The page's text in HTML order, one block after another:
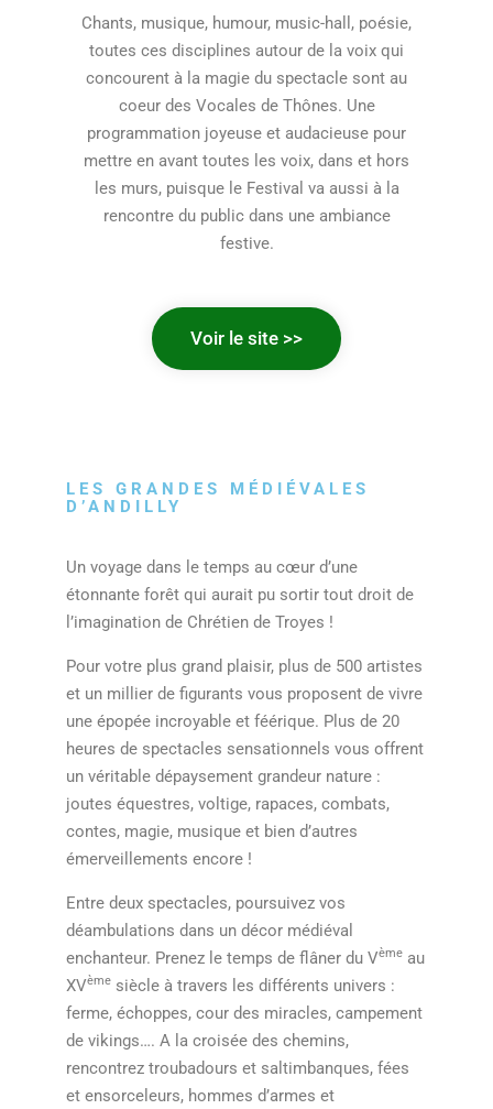
Chants, musique, humour, music-hall, poésie,
toutes ces disciplines autour de la voix qui
concourent à la magie du spectacle sont au
coeur des Vocales de Thônes. Une
programmation joyeuse et audacieuse pour
mettre en avant toutes les voix, dans et hors
les murs, puisque le Festival va aussi à la
rencontre du public dans une ambiance
festive.
Voir le site >>
LES GRANDES MÉDIÉVALES
D’ANDILLY
Un voyage dans le temps au cœur d’une
étonnante forêt qui aurait pu sortir tout droit de
l’imagination de Chrétien de Troyes !
Pour votre plus grand plaisir, plus de 500 artistes
et un millier de figurants vous proposent de vivre
une épopée incroyable et féérique. Plus de 20
heures de spectacles sensationnels vous offrent
un véritable dépaysement grandeur nature :
joutes équestres, voltige, rapaces, combats,
contes, magie, musique et bien d’autres
émerveillements encore !
Entre deux spectacles, poursuivez vos
déambulations dans un décor médiéval
enchanteur. Prenez le temps de flâner du Vème au
XVème siècle à travers les différents univers :
ferme, échoppes, cour des miracles, campement
de vikings…. A la croisée des chemins,
rencontrez troubadours et saltimbanques, fées
et ensorceleurs, hommes d’armes et